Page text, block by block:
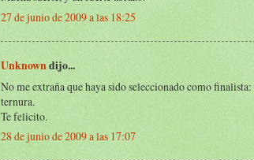
27 de junio de 2009 a las 18:25
Unknowndijo...
No me extraña que haya sido seleccionado como
ternura.
Te felicito.
28 de junio de 2009 a las 17:07